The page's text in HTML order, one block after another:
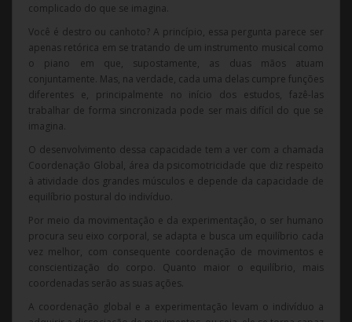
complicado do que se imagina.
Você é destro ou canhoto? A princípio, essa pergunta parece ser
apenas retórica em se tratando de um instrumento musical como
o piano em que, supostamente, as duas mãos atuam
conjuntamente. Mas, na verdade, cada uma delas cumpre funções
diferentes e, principalmente no início dos estudos, fazê-las
trabalhar de forma sincronizada pode ser mais difícil do que se
imagina.
O desenvolvimento dessa capacidade tem a ver com a chamada
Coordenação Global, área da psicomotricidade que diz respeito
à atividade dos grandes músculos e depende da capacidade de
equilíbrio postural do indivíduo.
Por meio da movimentação e da experimentação, o ser humano
procura seu eixo corporal, se adapta e busca um equilíbrio cada
vez melhor, com consequente coordenação de movimentos e
conscientização do corpo. Quanto maior o equilíbrio, mais
coordenadas serão as suas ações.
A coordenação global e a experimentação levam o indivíduo a